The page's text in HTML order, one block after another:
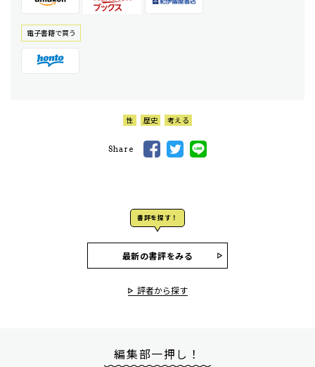
電⼦書籍で買う
性 歴史 考える
Share
書評を探す！
最新の書評をみる
評者から探す
編集部一押し！